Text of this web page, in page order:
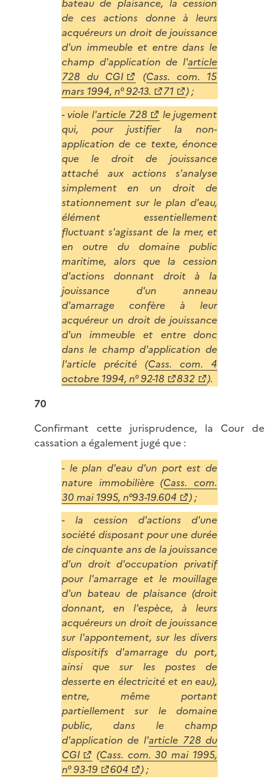
bateau de plaisance, la cession
de ces actions donne à leurs
acquéreurs un droit de jouissance
d'un immeuble et entre dans le
champ d'application de l'article
728 du CGI
(Cass. com. 15
mars 1994, n° 92-13.
71
) ;
- viole l'article 728
le jugement
qui, pour justifier la non-
application de ce texte, énonce
que le droit de jouissance
attaché aux actions s'analyse
simplement en un droit de
stationnement sur le plan d'eau,
élément essentiellement
fluctuant s'agissant de la mer, et
en outre du domaine public
maritime, alors que la cession
d'actions donnant droit à la
jouissance d'un anneau
d'amarrage confère à leur
acquéreur un droit de jouissance
d'un immeuble et entre donc
dans le champ d'application de
l'article précité (Cass. com. 4
octobre 1994, n° 92-18
832
).
70
Confirmant cette jurisprudence, la Cour de
cassation a également jugé que :
- le plan d'eau d'un port est de
nature immobilière (Cass. com.
30 mai 1995, n°93-19.604
) ;
- la cession d'actions d'une
société disposant pour une durée
de cinquante ans de la jouissance
d'un droit d'occupation privatif
pour l'amarrage et le mouillage
d'un bateau de plaisance (droit
donnant, en l'espèce, à leurs
acquéreurs un droit de jouissance
sur l'appontement, sur les divers
dispositifs d'amarrage du port,
ainsi que sur les postes de
desserte en électricité et en eau),
entre, même portant
partiellement sur le domaine
public, dans le champ
d'application de l'article 728 du
CGI
(Cass. com. 30 mai 1995,
n° 93-19
604
) ;